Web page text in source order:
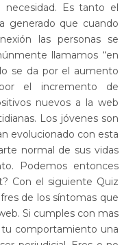
Es tanto el
generado que cuando
las personas se
llamamos “en
se da por el aumento
el incremento de
nuevos a la web
Los jóvenes son
evolucionado con esta
normal de sus vidas
Podemos entonces
Con el siguiente Quiz
de los síntomas que
Si cumples con mas
comportamiento una